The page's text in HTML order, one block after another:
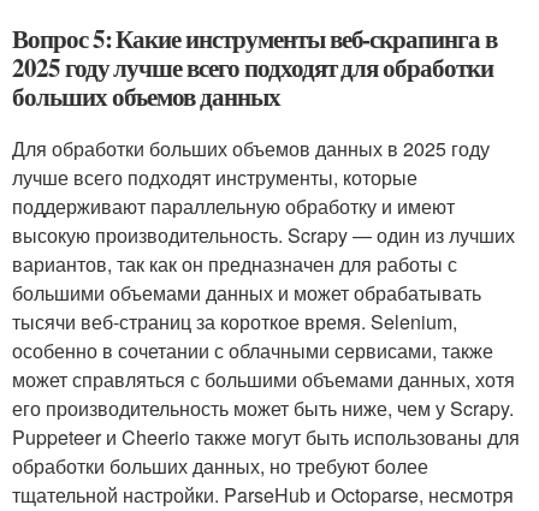
Вопрос 5: Какие инструменты веб-скрапинга в
2025 году лучше всего подходят для обработки
больших объемов данных
Для обработки больших объемов данных в 2025 году
лучше всего подходят инструменты, которые
поддерживают параллельную обработку и имеют
высокую производительность. Scrapy — один из лучших
вариантов, так как он предназначен для работы с
большими объемами данных и может обрабатывать
тысячи веб-страниц за короткое время. Selenium,
особенно в сочетании с облачными сервисами, также
может справляться с большими объемами данных, хотя
его производительность может быть ниже, чем у Scrapy.
Puppeteer и Cheerio также могут быть использованы для
обработки больших данных, но требуют более
тщательной настройки. ParseHub и Octoparse, несмотря